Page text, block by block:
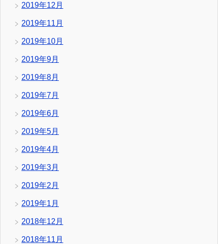
2019年12月
2019年11月
2019年10月
2019年9月
2019年8月
2019年7月
2019年6月
2019年5月
2019年4月
2019年3月
2019年2月
2019年1月
2018年12月
2018年11月